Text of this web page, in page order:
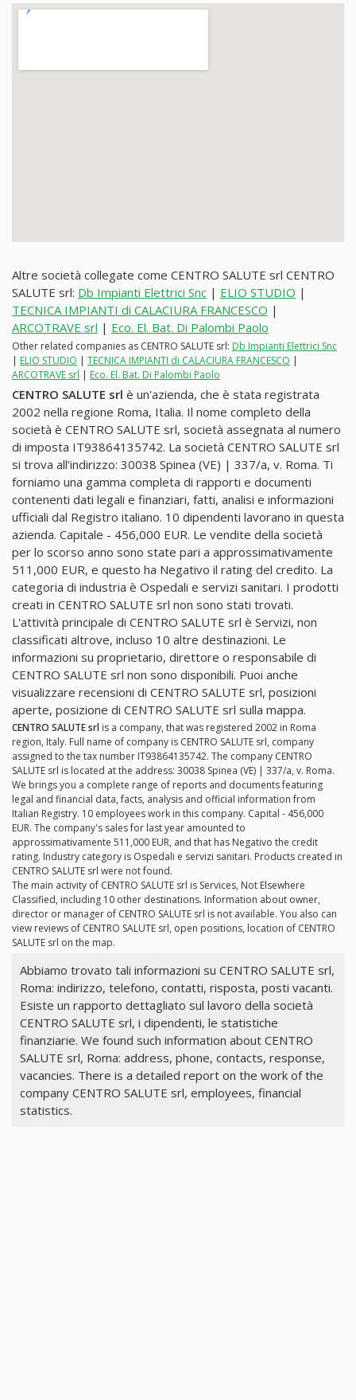
Altre società collegate come CENTRO SALUTE srl CENTRO
SALUTE srl: Db Impianti Elettrici Snc | ELIO STUDIO |
TECNICA IMPIANTI di CALACIURA FRANCESCO |
ARCOTRAVE srl | Eco. El. Bat. Di Palombi Paolo
Other related companies as CENTRO SALUTE srl: Db Impianti Elettrici Snc
| ELIO STUDIO | TECNICA IMPIANTI di CALACIURA FRANCESCO |
ARCOTRAVE srl | Eco. El. Bat. Di Palombi Paolo
CENTRO SALUTE srl è un'azienda, che è stata registrata
2002 nella regione Roma, Italia. Il nome completo della
società è CENTRO SALUTE srl, società assegnata al numero
di imposta IT93864135742. La società CENTRO SALUTE srl
si trova all'indirizzo: 30038 Spinea (VE) | 337/a, v. Roma. Ti
forniamo una gamma completa di rapporti e documenti
contenenti dati legali e finanziari, fatti, analisi e informazioni
ufficiali dal Registro italiano. 10 dipendenti lavorano in questa
azienda. Capitale - 456,000 EUR. Le vendite della società
per lo scorso anno sono state pari a approssimativamente
511,000 EUR, e questo ha Negativo il rating del credito. La
categoria di industria è Ospedali e servizi sanitari. I prodotti
creati in CENTRO SALUTE srl non sono stati trovati.
L'attività principale di CENTRO SALUTE srl è Servizi, non
classificati altrove, incluso 10 altre destinazioni. Le
informazioni su proprietario, direttore o responsabile di
CENTRO SALUTE srl non sono disponibili. Puoi anche
visualizzare recensioni di CENTRO SALUTE srl, posizioni
aperte, posizione di CENTRO SALUTE srl sulla mappa.
CENTRO SALUTE srl is a company, that was registered 2002 in Roma
region, Italy. Full name of company is CENTRO SALUTE srl, company
assigned to the tax number IT93864135742. The company CENTRO
SALUTE srl is located at the address: 30038 Spinea (VE) | 337/a, v. Roma.
We brings you a complete range of reports and documents featuring
legal and financial data, facts, analysis and official information from
Italian Registry. 10 employees work in this company. Capital - 456,000
EUR. The company's sales for last year amounted to
approssimativamente 511,000 EUR, and that has Negativo the credit
rating. Industry category is Ospedali e servizi sanitari. Products created in
CENTRO SALUTE srl were not found.
The main activity of CENTRO SALUTE srl is Services, Not Elsewhere
Classified, including 10 other destinations. Information about owner,
director or manager of CENTRO SALUTE srl is not available. You also can
view reviews of CENTRO SALUTE srl, open positions, location of CENTRO
SALUTE srl on the map.
Abbiamo trovato tali informazioni su CENTRO SALUTE srl,
Roma: indirizzo, telefono, contatti, risposta, posti vacanti.
Esiste un rapporto dettagliato sul lavoro della società
CENTRO SALUTE srl, i dipendenti, le statistiche
finanziarie. We found such information about CENTRO
SALUTE srl, Roma: address, phone, contacts, response,
vacancies. There is a detailed report on the work of the
company CENTRO SALUTE srl, employees, financial
statistics.